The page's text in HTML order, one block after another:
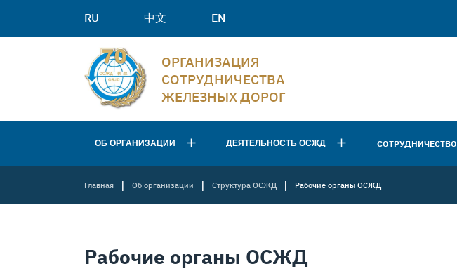
RU 中文 EN
ОРГАНИЗАЦИЯ
СОТРУДНИЧЕСТВА
ЖЕЛЕЗНЫХ ДОРОГ
ОБ ОРГАНИЗАЦИИ ДЕЯТЕЛЬНОСТЬ ОСЖД СОТРУДНИЧЕСТВО
Главная | Об организации | Структура ОСЖД | Рабочие органы ОСЖД
Рабочие органы ОСЖД